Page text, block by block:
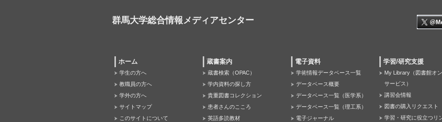
群馬大学総合情報メディアセンター
ホーム
学生の方へ
教職員の方へ
学外の方へ
サイトマップ
このサイトについて
蔵書案内
蔵書検索（OPAC）
学内資料の探し方
貴重図書コレクション
患者さんのこころ
英語多読教材
電子資料
学術情報データベース一覧
データベース概要
データベース一覧（医学系）
データベース一覧（理工系）
電子ジャーナル
学習/研究支援
My Library（図書館オ
サービス）
講習会情報
図書の購入リクエスト
学習・研究に役立つリ